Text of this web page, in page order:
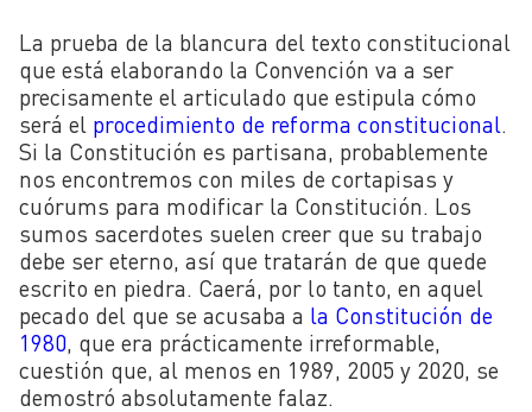
La prueba de la blancura del texto constitucional
que está elaborando la Convención va a ser
precisamente el articulado que estipula cómo
será el procedimiento de reforma constitucional.
Si la Constitución es partisana, probablemente
nos encontremos con miles de cortapisas y
cuórums para modificar la Constitución. Los
sumos sacerdotes suelen creer que su trabajo
debe ser eterno, así que tratarán de que quede
escrito en piedra. Caerá, por lo tanto, en aquel
pecado del que se acusaba a la Constitución de
1980, que era prácticamente irreformable,
cuestión que, al menos en 1989, 2005 y 2020, se
demostró absolutamente falaz.